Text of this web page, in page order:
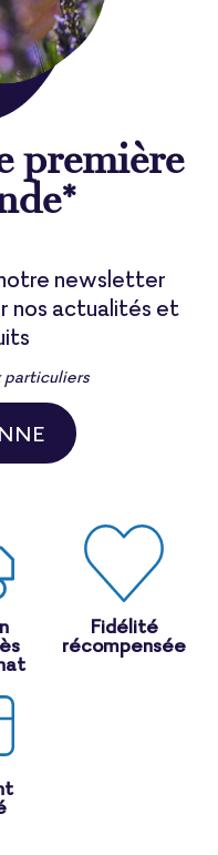
première
newsletter
nos actualités et
particuliers
Fidélité
récompensée